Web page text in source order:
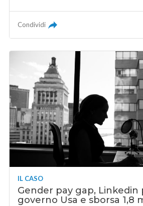
Condividi
IL CASO
Gender pay gap,
governo Usa e sborsa 1,8